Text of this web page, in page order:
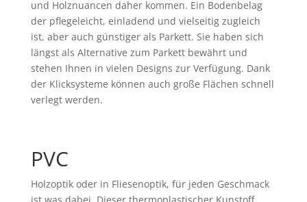
und Holznuancen daher kommen. Ein Bodenbelag
der pflegeleicht, einladend und vielseitig zugleich
ist, aber auch günstiger als Parkett. Sie haben sich
längst als Alternative zum Parkett bewährt und
stehen Ihnen in vielen Designs zur Verfügung. Dank
der Klicksysteme können auch große Flächen schnell
verlegt werden.
PVC
Holzoptik oder in Fliesenoptik, für jeden Geschmack